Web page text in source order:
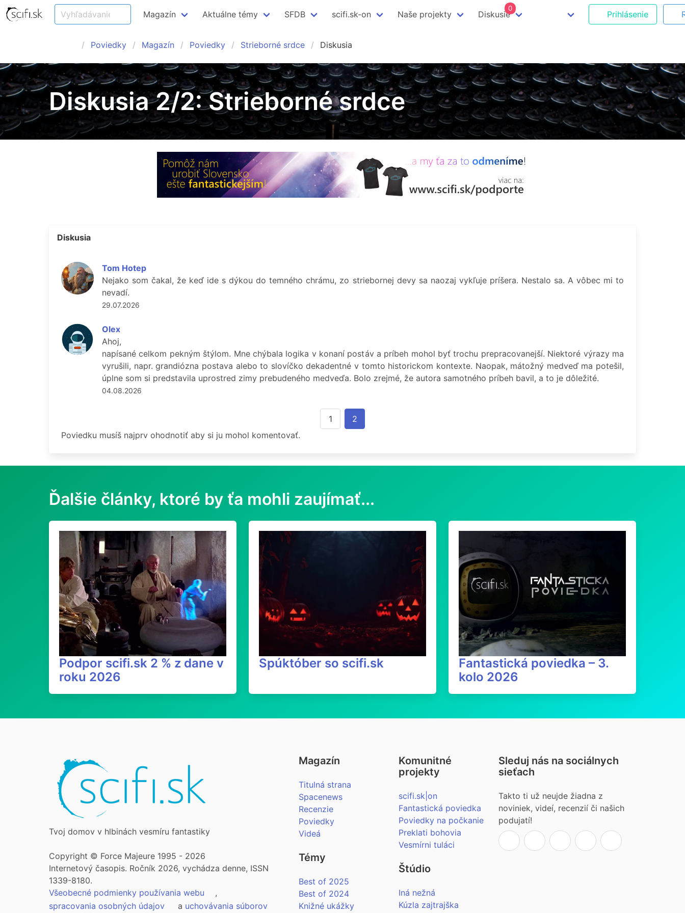
Magazín Aktuálne témy SFDB scifi.sk-on Naše projekty Diskusie
0
Prihlásenie
Poviedky Magazín Poviedky Strieborné srdce Diskusia
Diskusia 2/2: Strieborné srdce
Diskusia
Tom Hotep
Nejako som čakal, že keď ide s dýkou do temného chrámu, zo striebornej devy sa naozaj vykľuje príšera. Nestalo sa. A vôbec mi to
nevadí.
29.07.2026
Olex
Ahoj,
napísané celkom pekným štýlom. Mne chýbala logika v konaní postáv a príbeh mohol byť trochu prepracovanejší. Niektoré výrazy ma
vyrušili, napr. grandiózna postava alebo to slovíčko dekadentné v tomto historickom kontexte. Naopak, mátožný medveď ma potešil,
úplne som si predstavila uprostred zimy prebudeného medveďa. Bolo zrejmé, že autora samotného príbeh bavil, a to je dôležité.
04.08.2026
1
2
Poviedku musíš najprv ohodnotiť aby si ju mohol komentovať.
Ďalšie články, ktoré by ťa mohli zaujímať...
Podpor scifi.sk 2 % z dane v
roku 2026
Spúktóber so scifi.sk
Fantastická poviedka – 3.
kolo 2026
Tvoj domov v hlbinách vesmíru fantastiky
Copyright © Force Majeure 1995 - 2026
Internetový časopis. Ročník 2026, vychádza denne, ISSN
1339-8180.
Všeobecné podmienky používania webu
,
spracovania osobných údajov
a uchovávania súborov
Magazín
Titulná strana
Spacenews
Recenzie
Poviedky
Videá
Témy
Best of 2025
Best of 2024
Knižné ukážky
Komunitné
projekty
scifi.sk|on
Fantastická poviedka
Poviedky na počkanie
Preklati bohovia
Vesmírni tuláci
Štúdio
Iná nežná
Kúzla zajtrajška
Sleduj nás na sociálnych
sieťach
Takto ti už neujde žiadna z
noviniek, videí, recenzií či našich
podujatí!